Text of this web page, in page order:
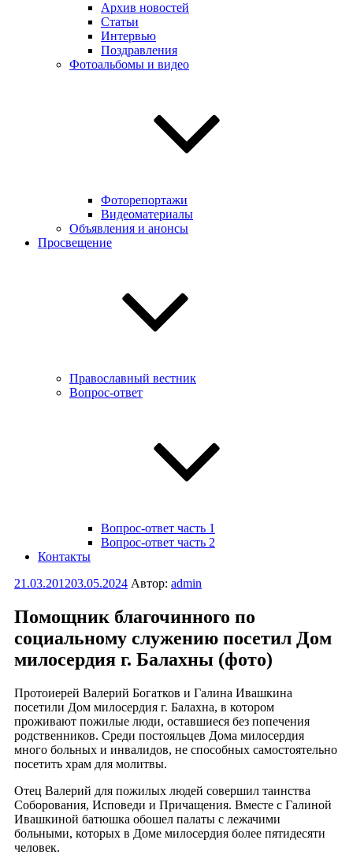
Архив новостей
Статьи
Интервью
Поздравления
Фотоальбомы и видео
Фоторепортажи
Видеоматериалы
Объявления и анонсы
Просвещение
Православный вестник
Вопрос-ответ
Вопрос-ответ часть 1
Вопрос-ответ часть 2
Контакты
Опубликовано
21.03.201203.05.2024 Автор: admin
Помощник благочинного по
социальному служению посетил Дом
милосердия г. Балахны (фото)
Протоиерей Валерий Богатков и Галина Ивашкина
посетили Дом милосердия г. Балахна, в котором
проживают пожилые люди, оставшиеся без попечения
родственников. Среди постояльцев Дома милосердия
много больных и инвалидов, не способных самостоятельно
посетить храм для молитвы.
Отец Валерий для пожилых людей совершил таинства
Соборования, Исповеди и Причащения. Вместе с Галиной
Ивашкиной батюшка обошел палаты с лежачими
больными, которых в Доме милосердия более пятидесяти
человек.